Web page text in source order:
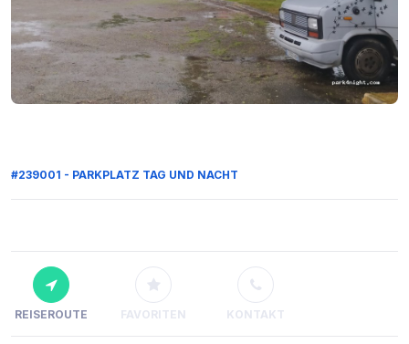
#239001 - PARKPLATZ TAG UND NACHT
REISEROUTE FAVORITEN KONTAKT